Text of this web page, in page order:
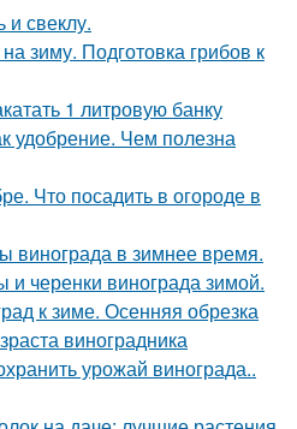
и свеклу.
зиму. Подготовка грибов к
1 литровую банку
удобрение. Чем полезна
Что посадить в огороде в
винограда в зимнее время.
и черенки винограда зимой.
к зиме. Осенняя обрезка
виноградника
урожай винограда..